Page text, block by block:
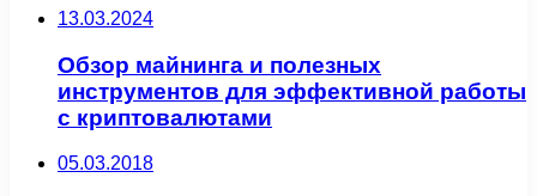
13.03.2024
Обзор майнинга и полезных
инструментов для эффективной работы
с криптовалютами
05.03.2018